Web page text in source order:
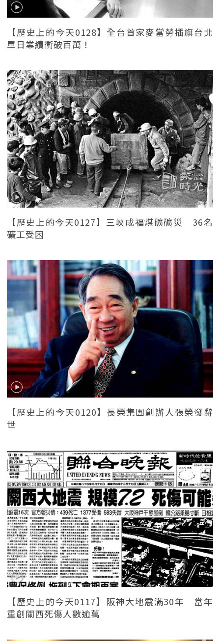
【歷史上的今天0128】全台首家麥當勞插旗台北
單日業績衝破百萬！
【歷史上的今天0127】三峽成福煤礦礦災 36名
礦工受困
【歷史上的今天0120】長榮集團創辦人張榮發辭
世
【歷史上的今天0117】阪神大地震滿30年 當年
重創關西死傷人數逾萬